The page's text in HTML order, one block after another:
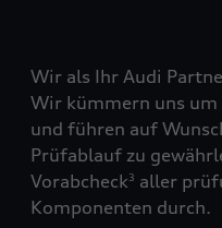
Wir als Ihr Audi
Wir kümmern uns
und führen auf
Prüfablauf zu
Vorabcheck3 aller
Komponenten durch.